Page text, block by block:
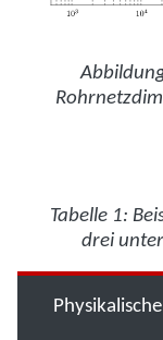
Tabelle 1:
drei